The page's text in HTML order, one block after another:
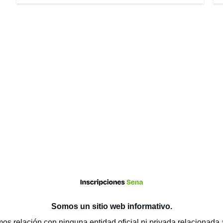
Somos un sitio web informativo.